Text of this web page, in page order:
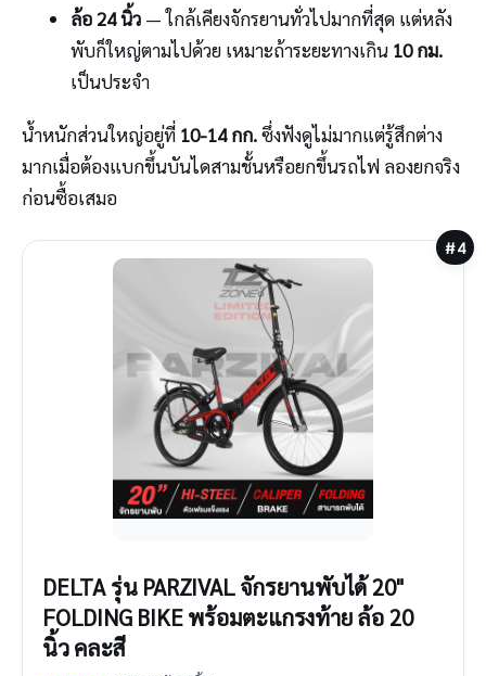
ล้อ 24 นิ้ว— ใกล้เคียงจักรยานทั่วไปมากที่สุด แต่หลัง
พับก็ใหญ่ตามไปด้วย เหมาะถ้าระยะทางเกิน 10 กม.
เป็นประจำ
น้ำหนักส่วนใหญ่อยู่ที่ 10-14 กก.ซึ่งฟังดูไม่มากแต่รู้สึกต่าง
มากเมื่อต้องแบกขึ้นบันไดสามชั้นหรือยกขึ้นรถไฟ ลองยกจริง
ก่อนซื้อเสมอ
#4
DELTA รุ่น PARZIVAL จักรยานพับได้ 20"
FOLDING BIKE พร้อมตะแกรงท้าย ล้อ 20
นิ้ว คละสี